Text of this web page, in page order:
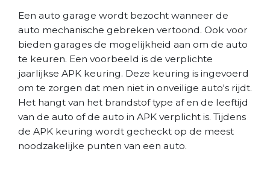
Een auto garage wordt bezocht wanneer de
auto mechanische gebreken vertoond. Ook voor
bieden garages de mogelijkheid aan om de auto
te keuren. Een voorbeeld is de verplichte
jaarlijkse APK keuring. Deze keuring is ingevoerd
om te zorgen dat men niet in onveilige auto's rijdt.
Het hangt van het brandstof type af en de leeftijd
van de auto of de auto in APK verplicht is. Tijdens
de APK keuring wordt gecheckt op de meest
noodzakelijke punten van een auto.